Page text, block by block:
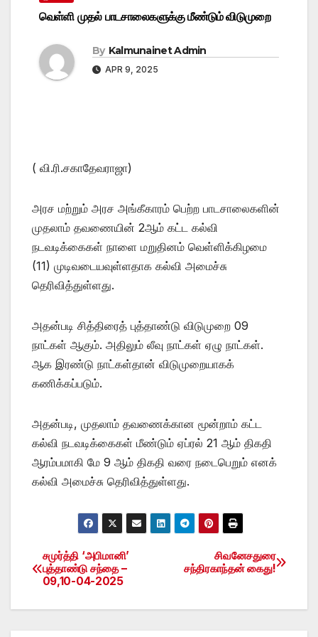
வெள்ளி முதல் பாடசாலைகளுக்கு மீண்டும் விடுமுறை
By Kalmunainet Admin
APR 9, 2025
( வி.ரி.சகாதேவராஜா)
அரச மற்றும் அரச அங்கீகாரம் பெற்ற பாடசாலைகளின்
முதலாம் தவணையின் 2ஆம் கட்ட கல்வி
நடவடிக்கைகள் நாளை மறுதினம் வெள்ளிக்கிழமை
(11) முடிவடையவுள்ளதாக கல்வி அமைச்சு
தெரிவித்துள்ளது.
அதன்படி சித்திரைத் புத்தாண்டு விடுமுறை 09
நாட்கள் ஆகும். அதிலும் லீவு நாட்கள் ஏழு நாட்கள்.
ஆக இரண்டு நாட்கள்தான் விடுமுறையாகக்
கணிக்கப்படும்.
அதன்படி, முதலாம் தவணைக்கான மூன்றாம் கட்ட
கல்வி நடவடிக்கைகள் மீண்டும் ஏப்ரல் 21 ஆம் திகதி
ஆரம்பமாகி மே 9 ஆம் திகதி வரை நடைபெறும் எனக்
கல்வி அமைச்சு தெரிவித்துள்ளது.
Post
navigation
சிவனேசதுரை
சந்திரகாந்தன் கைது!
சமுர்த்தி ‘அபிமானி’
புத்தாண்டு சந்தை –
09,10-04-2025